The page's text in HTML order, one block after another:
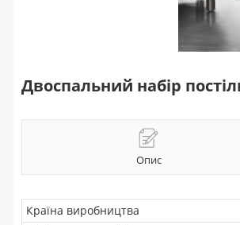
Двоспальний набір
Опис
Країна виробництва